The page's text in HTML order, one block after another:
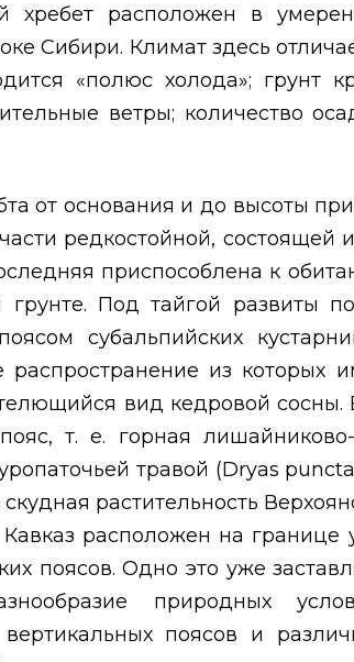
хребет расположен в
Сибири. Климат здесь
«полюс холода»; грунт
ветры; количество
от основания и до высоты
редкостойной, состоящей
приспособлена к
Под тайгой развиты
субальпийских
распространение из которых
вид кедровой сосны.
т. е. горная
травой (Dryas
растительность
расположен на границе
поясов. Одно это уже
природных
вертикальных поясов и